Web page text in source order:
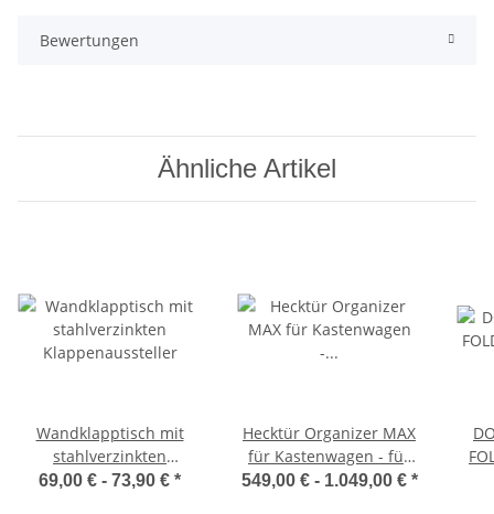
Bewertungen
Ähnliche Artikel
Wandklapptisch mit
stahlverzinkten
Klappenaussteller
69,00 € - 73,90 € *
Hecktür Organizer MAX
für Kastenwagen - für
viele Fahrzeugtypen
549,00 € - 1.049,00 € *